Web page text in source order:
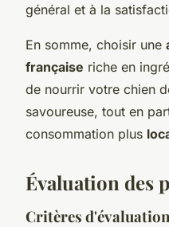
général et à la
En somme, choisir une
française riche en
de nourrir votre chien
savoureuse, tout en
consommation plus
Évaluation des
Critères